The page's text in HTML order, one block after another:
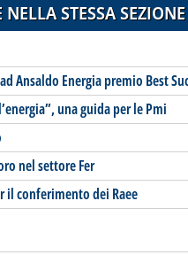
STESSA SEZIONE
Ansaldo Energia premio Best
una guida per le Pmi
nel settore Fer
il conferimento dei Raee